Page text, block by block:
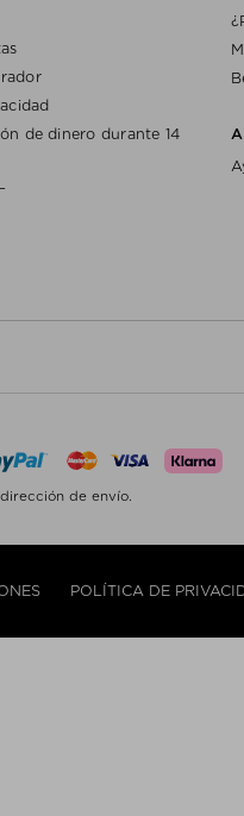
de dinero durante 14
de envío.
POLÍTICA DE